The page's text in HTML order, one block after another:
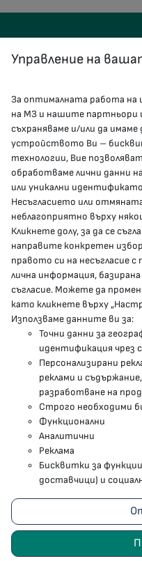
КОНТАКТИ
гр.София, 1000, пл.
МЗ В СОЦИАЛНИТЕ
Facebook страница
Instragram профил
YouTube канал
Threads профил
Карта на сайта
Бисквитки
Условия за използване
Поверителност
2023 - 2026 ©
Управление на
За оптималната работа
на МЗ и нашите партньори
съхраняваме и/или да
устройството Ви –
технологии, Вие
обработваме лични данни
или уникални
Несъгласието или
неблагоприятно върху
Кликнете долу, за да се
направите конкретен
правото си на несъгласие
лична информация,
съгласие. Можете да
като кликнете върху
Използваме данните ви за:
Точни данни за
идентификация чрез
Персонализирани
реклами и
разработване на
Строго необходими
Функционални
Аналитични
Реклама
Бисквитки за
доставчици) и